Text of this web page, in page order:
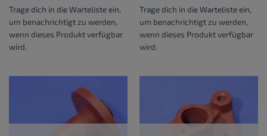
Trage dich in die Warteliste ein,
um benachrichtigt zu werden,
wenn dieses Produkt verfügbar
wird.
Trage dich in die Warteliste ein,
um benachrichtigt zu werden,
wenn dieses Produkt verfügbar
wird.